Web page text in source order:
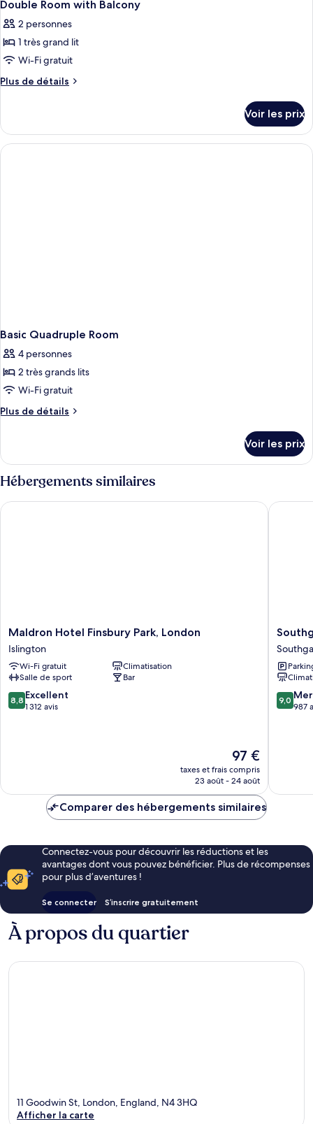
Double Room with Balcony
2 personnes
1 très grand lit
Wi-Fi gratuit
Plus de détails
Plus
le
type
de
Voir les prix
Basic Quadruple Room
4 personnes
2 très grands lits
Wi-Fi gratuit
Plus de détails
Plus
le
type
de
chambre
Basic
Voir les prix
Hébergements similaires
Maldron
Hotel
Finsbury
Park,
London
Islington
Maldron Hotel Finsbury Park, London
Islington
Wi-Fi gratuit
Climatisation
Salle de sport
Bar
8.8
sur
8,8 Excellent
1 312 avis
Le
nouveau
prix
de
97 €
taxes et frais compris
23 août - 24 août
Maldron Hotel Finsbury Park, London
Hotel
London
9.0
sur
9,0
987
Comparer des hébergements similaires
Connectez-vous pour découvrir les réductions et les
avantages dont vous pouvez bénéficier. Plus de récompenses
pour plus d’aventures !
Se connecter S’inscrire gratuitement
À propos du quartier
11 Goodwin St, London, England, N4 3HQ
Afficher la carte